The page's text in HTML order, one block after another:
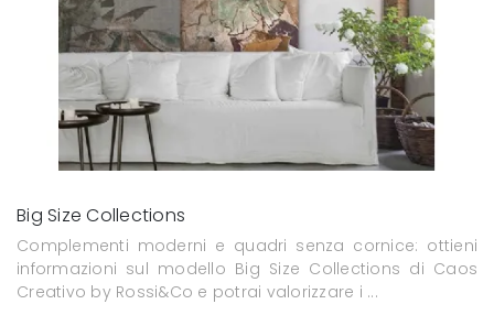
Big Size Collections
Complementi moderni e quadri senza cornice: ottieni
informazioni sul modello Big Size Collections di Caos
Creativo by Rossi&Co e potrai valorizzare i ...